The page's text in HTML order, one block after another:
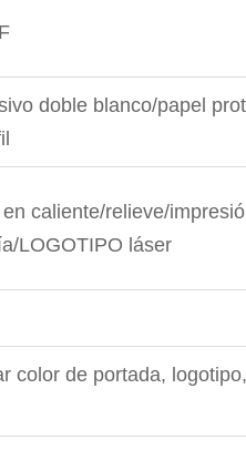
doble blanco/papel
caliente/relieve/
LOGOTIPO láser
color de portada,